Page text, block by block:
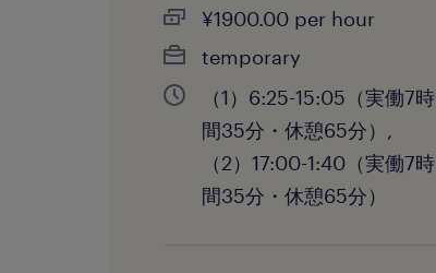
¥1900.00 per hour
temporary
（1）6:25-15:05（実働7時
間35分・休憩65分）,
（2）17:00-1:40（実働7時
間35分・休憩65分）